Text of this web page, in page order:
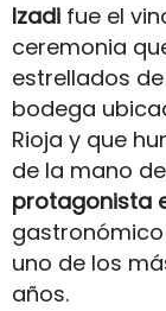
Izadi fue el
ceremonia
estrellados
bodega
Rioja y que
de la mano
protagonista
uno de los
años.